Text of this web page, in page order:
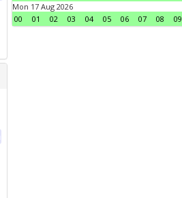
Mon 17 Aug 2026
00
01 02 03 04 05 06 07 08 09